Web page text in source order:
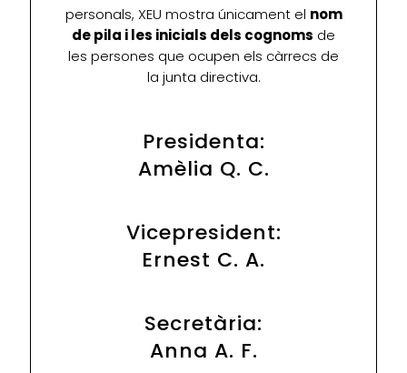
personals, XEU mostra únicament el nom
de pila i les inicials dels cognoms de
les persones que ocupen els càrrecs de
la junta directiva.
Presidenta:
Amèlia Q. C.
Vicepresident:
Ernest C. A.
Secretària:
Anna A. F.